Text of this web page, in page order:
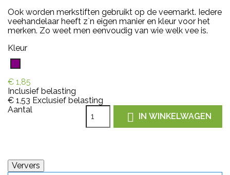
Ook worden merkstiften gebruikt op de veemarkt. Iedere
veehandelaar heeft z`n eigen manier en kleur voor het
merken. Zo weet men eenvoudig van wie welk vee is.
Kleur
€ 1,85
Inclusief belasting
€ 1,53 Exclusief belasting
Aantal
 IN WINKELWAGEN